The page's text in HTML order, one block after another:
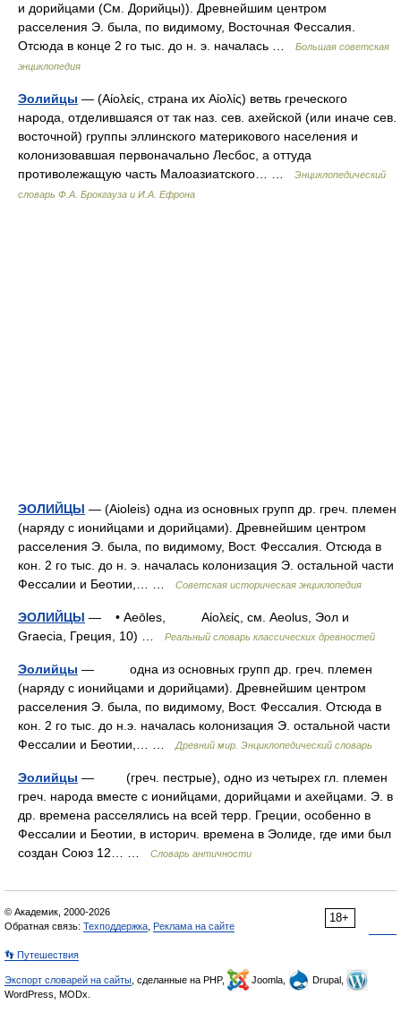
и дорийцами (См. Дорийцы)). Древнейшим центром
расселения Э. была, по видимому, Восточная Фессалия.
Отсюда в конце 2 го тыс. до н. э. началась …
Большая советская
энциклопедия
Эолийцы — (Αίολείς, страна их Αίολίς) ветвь греческого
народа, отделившаяся от так наз. сев. ахейской (или иначе сев.
восточной) группы эллинского материкового населения и
колонизовавшая первоначально Лесбос, а оттуда
противолежащую часть Малоазиатского… …
Энциклопедический
словарь Ф.А. Брокгауза и И.А. Ефрона
ЭОЛИЙЦЫ — (Aioleis) одна из основных групп др. греч. племен
(наряду с ионийцами и дорийцами). Древнейшим центром
расселения Э. была, по видимому, Вост. Фессалия. Отсюда в
кон. 2 го тыс. до н. э. началась колонизация Э. остальной части
Фессалии и Беотии,… …
Советская историческая энциклопедия
ЭОЛИЙЦЫ — • Aeōles, Αίολείς, см. Aeolus, Эол и
Graecia, Греция, 10) …
Реальный словарь классических древностей
Эолийцы — одна из основных групп др. греч. племен
(наряду с ионийцами и дорийцами). Древнейшим центром
расселения Э. была, по видимому, Вост. Фессалия. Отсюда в
кон. 2 го тыс. до н.э. началась колонизация Э. остальной части
Фессалии и Беотии,… …
Древний мир. Энциклопедический словарь
Эолийцы — (греч. пестрые), одно из четырех гл. племен
греч. народа вместе с ионийцами, дорийцами и ахейцами. Э. в
др. времена расселялись на всей терр. Греции, особенно в
Фессалии и Беотии, в историч. времена в Эолиде, где ими был
создан Союз 12… …
Словарь античности
18+
© Академик, 2000-2026
Обратная связь: Техподдержка Реклама на сайте
👣 Путешествия
Экспорт словарей на сайты , сделанные на PHP, Joomla,
Drupal,
WordPress, MODx.